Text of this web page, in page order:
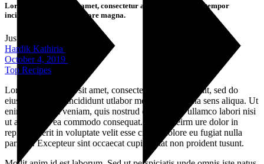
Lorem ipsum dolor sit amet, consectetur adipisicing elit, sed tempor
incididunt ut labore edol ore magna.
Justin Ray
Hardik Kathiria
October 4, 2019
Top Recipes
Lorem ipsum dolor sit amet, consectetur adipisicing elit, sed do
eiusmod tempor incididunt utlabor met dolore magna sens aliqua. Ut
enim ad minim veniam, quis nostrud exercitation ullamco labori nisi
ut aliquip ex ea commodo consequat. Duis auteirm ure dolor in
reprehenderit in voluptate velit esse cillum dolore eu fugiat nulla
pariatur. Excepteur sint occaecat cupin datat non proident tusunt.